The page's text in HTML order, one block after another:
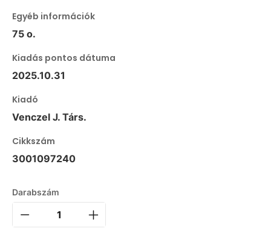
Egyéb információk
75 o.
Kiadás pontos dátuma
2025.10.31
Kiadó
Venczel J. Társ.
Cikkszám
3001097240
Darabszám